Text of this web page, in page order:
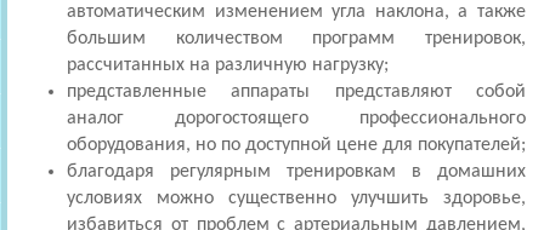
автоматическим изменением угла наклона, а также
большим количеством программ тренировок,
рассчитанных на различную нагрузку;
представленные аппараты представляют собой
аналог дорогостоящего профессионального
оборудования, но по доступной цене для покупателей;
благодаря регулярным тренировкам в домашних
условиях можно существенно улучшить здоровье,
избавиться от проблем с артериальным давлением,